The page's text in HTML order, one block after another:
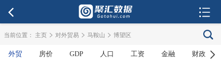
当前位置： 主页 > 对外贸易 > 马鞍山 > 博望区
外贸 房价 GDP 人口 工资 金融 财政